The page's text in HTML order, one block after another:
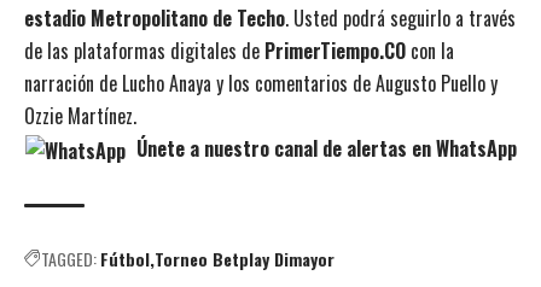
estadio Metropolitano de Techo. Usted podrá seguirlo a través
de las plataformas digitales de PrimerTiempo.CO con la
narración de Lucho Anaya y los comentarios de Augusto Puello y
Ozzie Martínez.
Únete a nuestro canal de alertas en WhatsApp
TAGGED:Fútbol Torneo Betplay Dimayor